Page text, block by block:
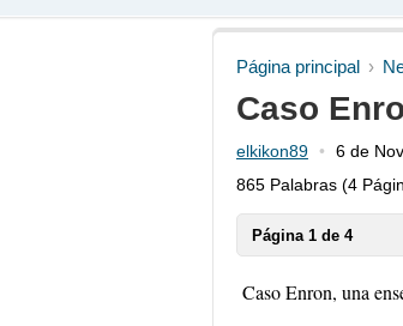
Página principal
Caso
elkikon89
6 de
865 Palabras (4
Página 1 de 4
Caso Enron, una